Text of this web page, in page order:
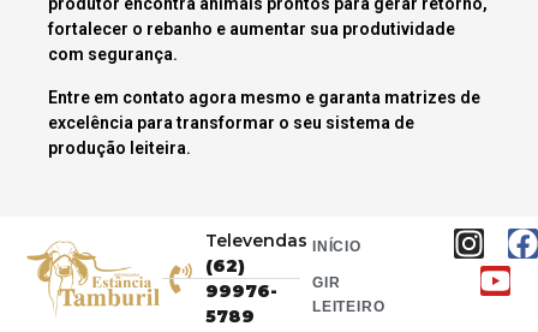
fortalecer o rebanho e aumentar sua produtividade
com segurança.
Entre em contato agora mesmo e garanta matrizes de
excelência para transformar o seu sistema de
produção leiteira.
Televendas
(62)
99976-
5789
INÍCIO
GIR
LEITEIRO